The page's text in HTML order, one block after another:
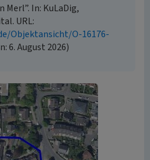
In: KuLaDig,
URL:
Objektansicht/O-16176-
6. August 2026)